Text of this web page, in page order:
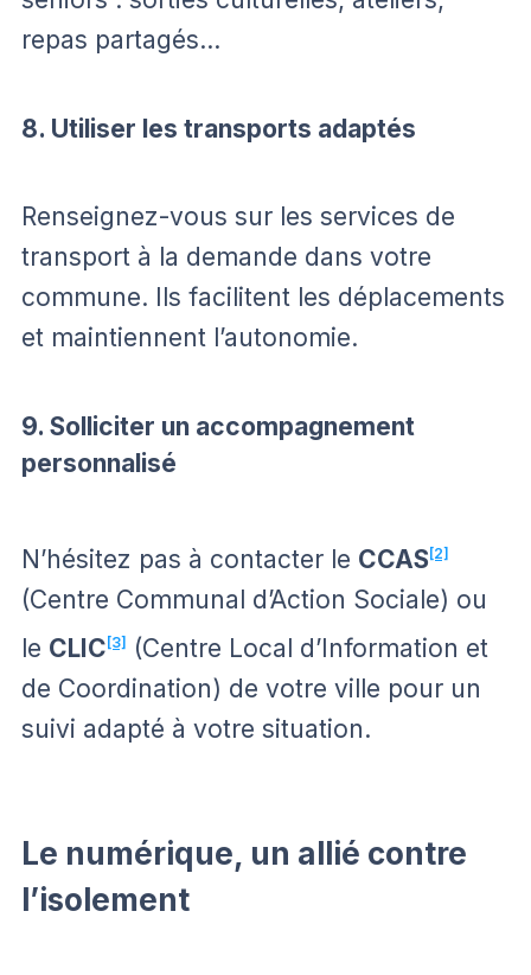
repas partagés…
8. Utiliser les transports adaptés
Renseignez-vous sur les services de
transport à la demande dans votre
commune. Ils facilitent les déplacements
et maintiennent l’autonomie.
9. Solliciter un accompagnement
personnalisé
N’hésitez pas à contacter le CCAS[2]
(Centre Communal d’Action Sociale) ou
le CLIC[3] (Centre Local d’Information et
de Coordination) de votre ville pour un
suivi adapté à votre situation.
Le numérique, un allié contre
l’isolement